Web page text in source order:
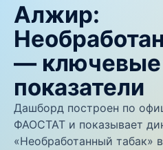
Алжир:
— ключевые
показатели
Дашборд построен по
ФАОСТАТ и показывает
«Необработанный табак»